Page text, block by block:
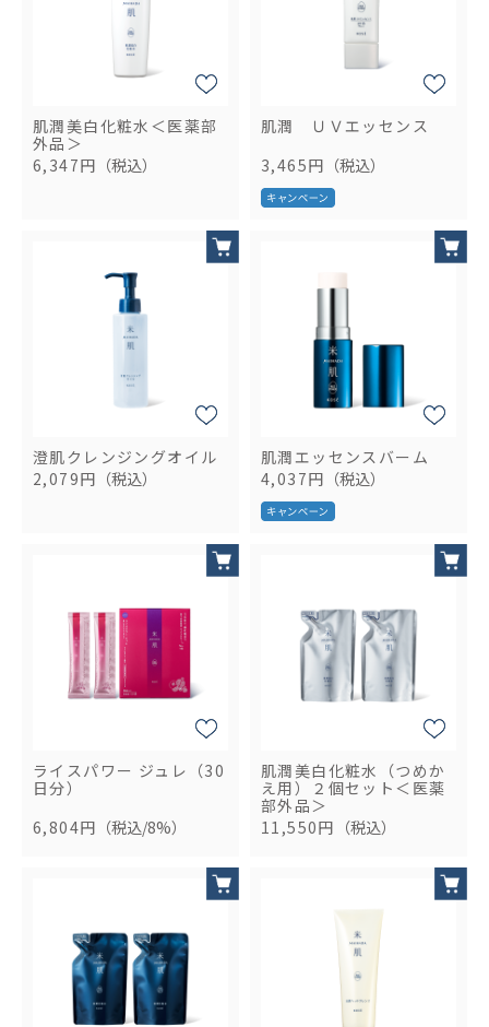
肌潤美白化粧水＜医薬部
外品＞
6,347円 （税込）
肌潤 ＵＶエッセンス
3,465円 （税込）
澄肌クレンジングオイル
2,079円 （税込）
肌潤エッセンスバーム
4,037円 （税込）
ライスパワー ジュレ（30
日分）
6,804円 （税込/8%）
肌潤美白化粧水（つめか
え用）２個セット＜医薬
部外品＞
11,550円 （税込）